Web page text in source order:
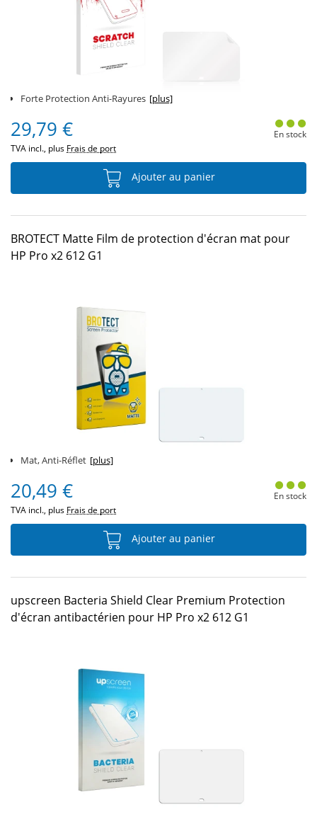
Forte Protection Anti-Rayures [plus]
29,79 €
TVA incl., plus Frais de port
En stock
Ajouter au panier
BROTECT Matte Film de protection d'écran mat pour
HP Pro x2 612 G1
Mat, Anti-Réflet [plus]
20,49 €
TVA incl., plus Frais de port
En stock
Ajouter au panier
upscreen Bacteria Shield Clear Premium Protection
d'écran antibactérien pour HP Pro x2 612 G1